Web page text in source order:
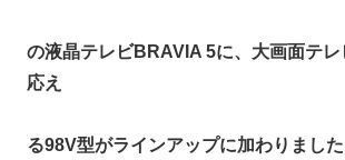
の液晶テレビBRAVIA 5に、大画面テレ
応え
る98V型がラインアップに加わりました